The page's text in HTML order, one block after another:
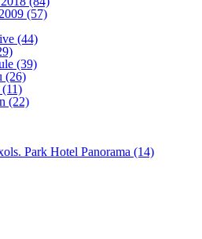
(57)
(44)
(39)
(26)
(22)
Park Hotel Panorama (14)